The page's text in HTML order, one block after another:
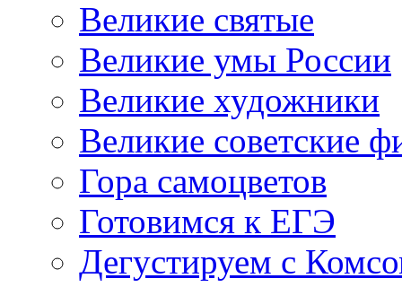
Великие святые
Великие умы России
Великие художники
Великие советские
Гора самоцветов
Готовимся к ЕГЭ
Дегустируем с